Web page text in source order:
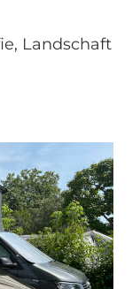
, Landschaft